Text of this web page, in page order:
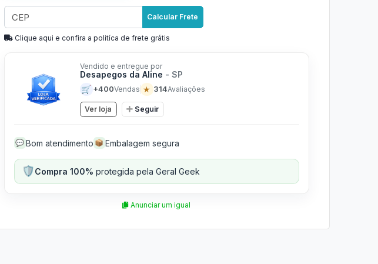
Calcular Frete
Clique aqui e confira a politíca de frete grátis
Vendido e entregue por
Desapegos da Aline - SP
🛒 +400Vendas ★ 314Avaliações
Ver loja Seguir
💬 Bom atendimento 📦 Embalagem segura
🛡️Compra 100% protegida pela Geral Geek
Anunciar um igual